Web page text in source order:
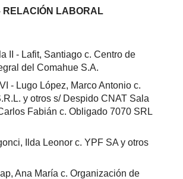
RELACIÓN LABORAL
II - Lafit, Santiago c. Centro de
del Comahue S.A.
- Lugo López, Marco Antonio c.
y otros s/ Despido CNAT Sala
Fabián c. Obligado 7070 SRL
Ilda Leonor c. YPF SA y otros
Ana María c. Organización de